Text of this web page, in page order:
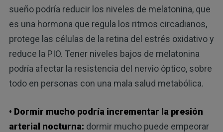
sueño podría reducir los niveles de melatonina, que
es una hormona que regula los ritmos circadianos,
protege las células de la retina del estrés oxidativo y
reduce la PIO. Tener niveles bajos de melatonina
podría afectar la resistencia del nervio óptico, sobre
todo en personas con una mala salud metabólica.
• Dormir mucho podría incrementar la presión
arterial nocturna: dormir mucho puede empeorar